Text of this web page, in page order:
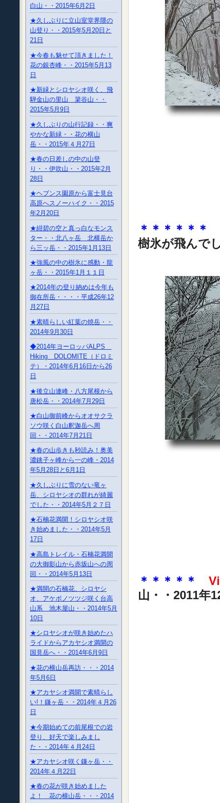
白山・・2015年6月2日
★久しぶりに立山室堂界隈の
山登り・・2015年5月20日と
21日
★今春も魅せて頂きました！
花の銀杏峰・・2015年5月13
日
★新緑とシロヤシオ咲く、飛
騨金山の里山 簗谷山・・
2015年5月9日
★久しぶりの山行記録・・爽
やかな新緑・・花の横山
岳・・2015年４月27日
★春の日差しの中の山登
り・・伊吹山・・2015年2月
28日
★ヘブンス園原から富士見台
高原へスノーハイク・・2015
年2月20日
★紺碧の空と真っ白なモンス
ター・・北八ヶ岳 北横岳か
ら三ッ岳・・2015年1月13日
★強風の中の樹氷に感動・龍
ヶ岳・・2015年1月１１日
★2014年の登り納めは今年も
御在所岳・・・・平成26年12
月27日
★素晴らしい紅葉の焼岳・・
2014年9月30日
◆2014年ヨーロッパALPS
Hiking DOLOMITE（ドロミ
テ）・2014年6月16日から26
日
★後立山連峰・八方尾根から
唐松岳・・2014年7月29日
★白山御前峰からオオサクラ
ソウ咲く白山釈迦岳へ周
回・・2014年7月21日
★春の山歩きも秒読み！奥美
濃銚子ヶ峰から一の峰・2014
年5月28日と6月1日
★久しぶりに雪のない竜ヶ
岳、シロヤシオの群れが綺麗
でした・・2014年5月２７日
★石楠花満開！シロヤシオ咲
き始めました・・2014年5月
17日
★高島トレイル・石楠花満開
の大御影山から赤坂山への周
回・・2014年5月13日
★満開の石楠花、シロヤシ
オ、アケボノツツジ咲く台高
山系 池木屋山・・2014年5月
10日
★シロヤシオが咲き始めたハ
ライドからアカヤシオ満開の
国見岳へ・・2014年6月9日
★花の横山岳再訪・・・2014
年5月6日
★アカヤシオ満開で素晴らし
い!！鎌ヶ岳・・2014年４月26
日
★今期始めての前尾根での岩
登り、好天で楽しみまし
た・・2014年４月24日
★アカヤシオ咲く鎌ヶ岳・・
2014年４月22日
★春の花が咲き始めました
よ！ 花の横山岳・・・2014
＊＊＊＊＊＊
樹氷が飛ん
＊＊＊＊＊
山・・2011